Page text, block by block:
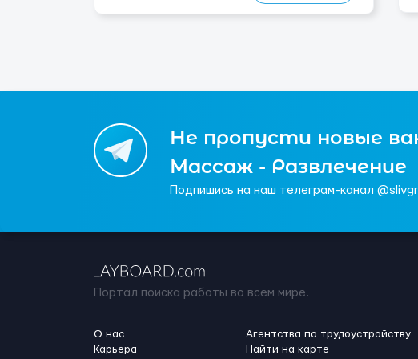
профессионалов с доказательным портф...
Не пропусти новые
Массаж - Развлечение
Подпишись на наш телеграм-канал
Портал поиска работы во всем мире.
О нас
Карьера
Агентства по трудоустройству
Найти на карте